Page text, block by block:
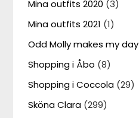
Mina outfits 2020 (3)
Mina outfits 2021 (1)
Odd Molly makes my day
Shopping i Åbo (8)
Shopping i Coccola (29)
Sköna Clara (299)